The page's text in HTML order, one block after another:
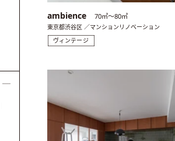
ambience 70㎡〜80㎡
東京都渋谷区 ／マンションリノベーション
ヴィンテージ